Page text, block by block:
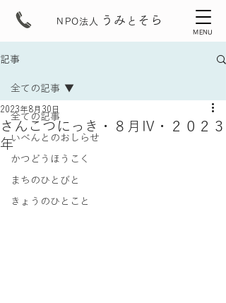
うみ と そら
NPO法人
MENU
記事
全ての記事
いべんとのおしらせ
かつどうほうこく
まちのひとびと
きょうのひとこと
全ての記事
さんこつにっき・８月Ⅳ・２０２３
年
2023年8月30日